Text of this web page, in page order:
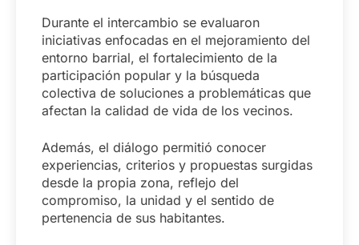
Durante el intercambio se evaluaron
iniciativas enfocadas en el mejoramiento del
entorno barrial, el fortalecimiento de la
participación popular y la búsqueda
colectiva de soluciones a problemáticas que
afectan la calidad de vida de los vecinos.
Además, el diálogo permitió conocer
experiencias, criterios y propuestas surgidas
desde la propia zona, reflejo del
compromiso, la unidad y el sentido de
pertenencia de sus habitantes.